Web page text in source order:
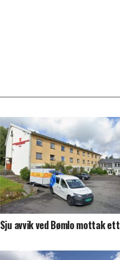
Sju avvik ved Bømlo mottak